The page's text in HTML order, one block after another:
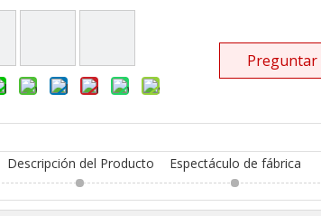
Preguntar
Descripción del Producto Espectáculo de fábrica